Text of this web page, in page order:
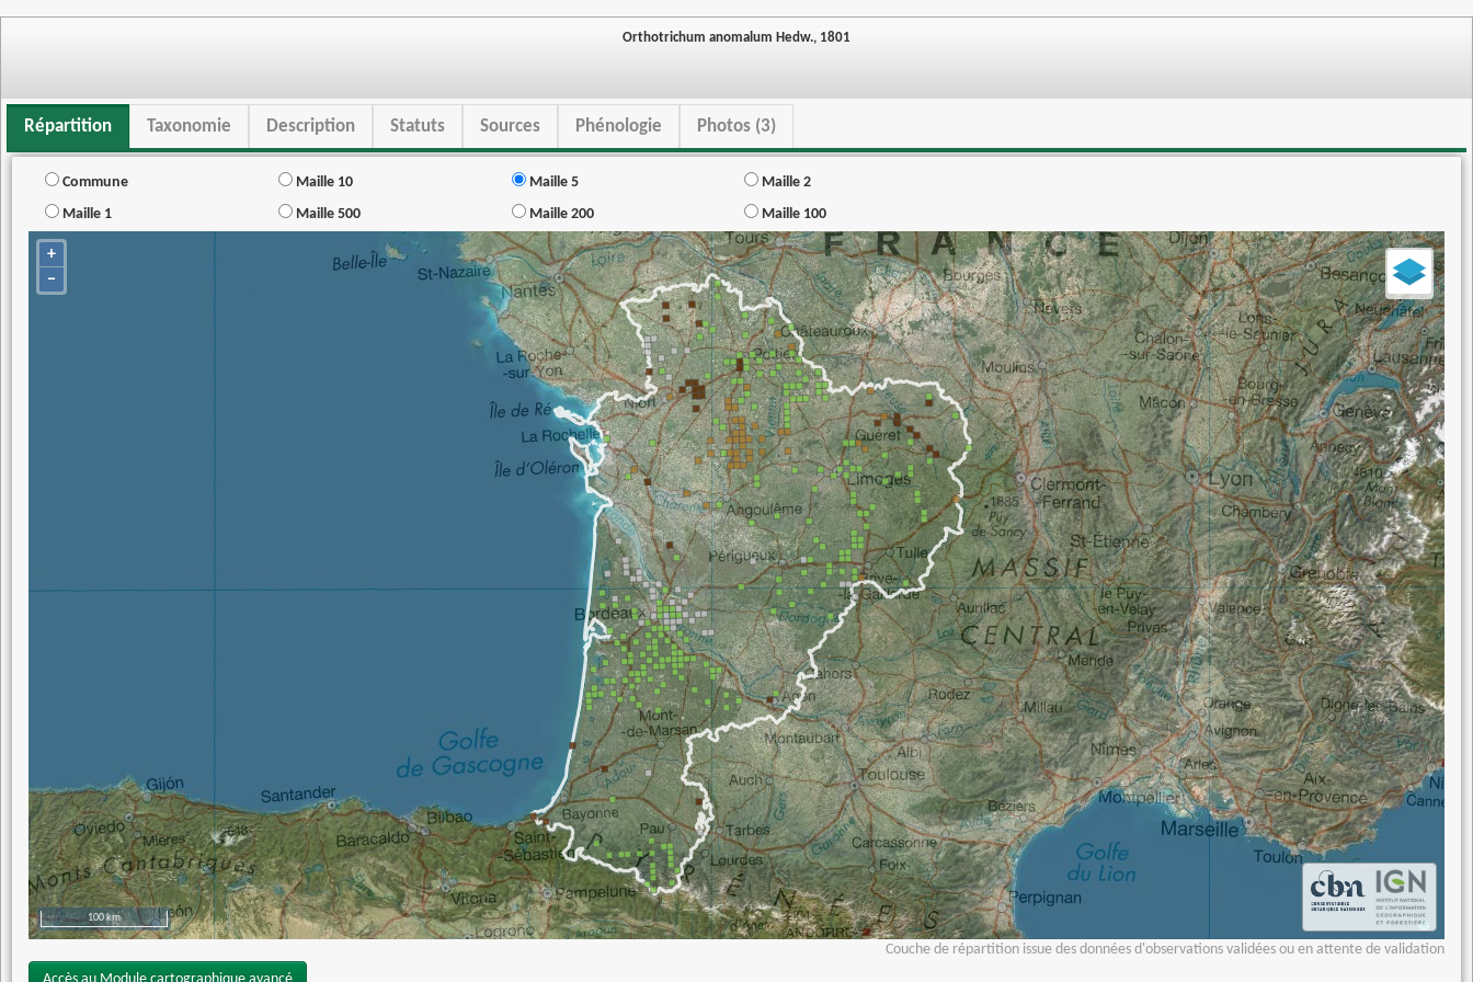
Orthotrichum anomalum Hedw., 1801
Répartition Taxonomie Description Statuts Sources Phénologie Photos (3)
Commune Maille 10 Maille 5
Maille 2
Maille 1
Maille 500 Maille 200 Maille 100
+
−
100 km
Couche de répartition issue des données d'observations validées ou en attente de validation